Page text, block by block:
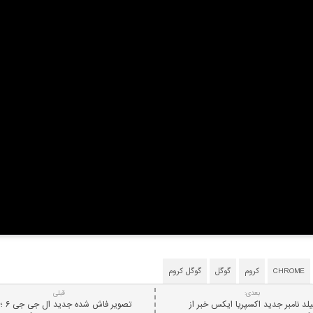
CHROME کروم گوگل گوگل کروم
قبلی بعدی:
نامبر جدید اکسپریا ایکس خبر از